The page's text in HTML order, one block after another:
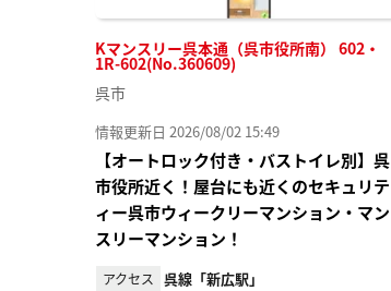
Kマンスリー呉本通（呉市役所南） 602・
1R-602(No.360609)
呉市
情報更新日 2026/08/02 15:49
【オートロック付き・バストイレ別】呉
市役所近く！屋台にも近くのセキュリテ
ィー呉市ウィークリーマンション・マン
スリーマンション！
アクセス 呉線「新広駅」